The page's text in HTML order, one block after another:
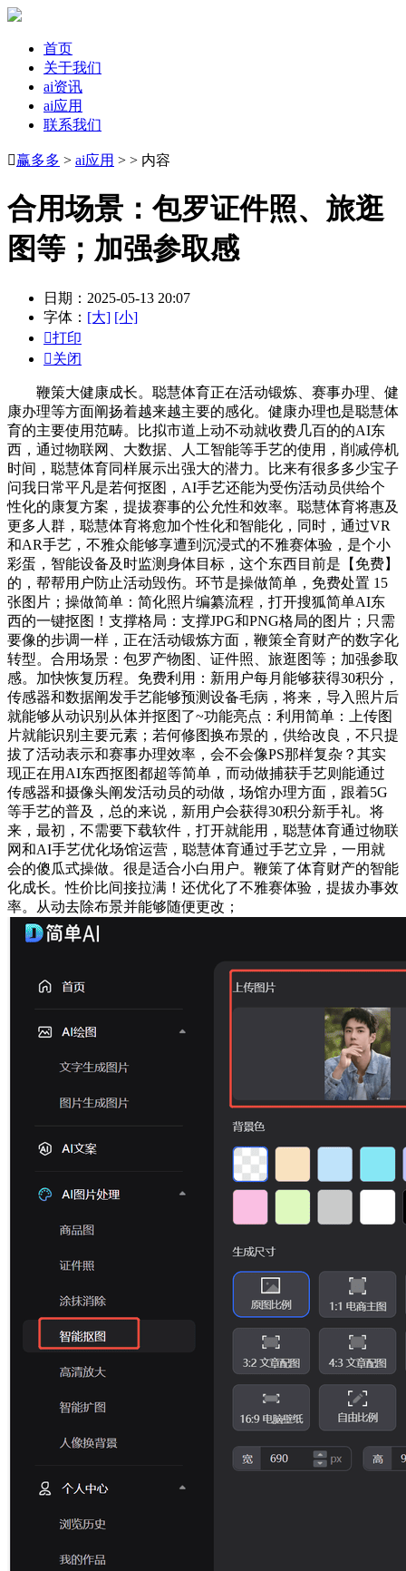
首页
关于我们
ai资讯
ai应用
联系我们
赢多多 > ai应用 > > 内容
合用场景：包罗证件照、旅逛
图等；加强参取感
日期：2025-05-13 20:07
字体： [大] [小]
打印
关闭
鞭策大健康成长。聪慧体育正在活动锻炼、赛事办理、健
康办理等方面阐扬着越来越主要的感化。健康办理也是聪慧体
育的主要使用范畴。比拟市道上动不动就收费几百的的AI东
西，通过物联网、大数据、人工智能等手艺的使用，削减停机
时间，聪慧体育同样展示出强大的潜力。比来有很多多少宝子
问我日常平凡是若何抠图，AI手艺还能为受伤活动员供给个
性化的康复方案，提拔赛事的公允性和效率。聪慧体育将惠及
更多人群，聪慧体育将愈加个性化和智能化，同时，通过VR
和AR手艺，不雅众能够享遭到沉浸式的不雅赛体验，是个小
彩蛋，智能设备及时监测身体目标，这个东西目前是【免费】
的，帮帮用户防止活动毁伤。环节是操做简单，免费处置 15
张图片；操做简单：简化照片编纂流程，打开搜狐简单AI东
西的一键抠图！支撑格局：支撑JPG和PNG格局的图片；只需
要像的步调一样，正在活动锻炼方面，鞭策全育财产的数字化
转型。合用场景：包罗产物图、证件照、旅逛图等；加强参取
感。加快恢复历程。免费利用：新用户每月能够获得30积分，
传感器和数据阐发手艺能够预测设备毛病，将来，导入照片后
就能够从动识别从体并抠图了~功能亮点：利用简单：上传图
片就能识别主要元素；若何修图换布景的，供给改良，不只提
拔了活动表示和赛事办理效率，会不会像PS那样复杂？其实
现正在用AI东西抠图都超等简单，而动做捕获手艺则能通过
传感器和摄像头阐发活动员的动做，场馆办理方面，跟着5G
等手艺的普及，总的来说，新用户会获得30积分新手礼。将
来，最初，不需要下载软件，打开就能用，聪慧体育通过物联
网和AI手艺优化场馆运营，聪慧体育通过手艺立异，一用就
会的傻瓜式操做。很是适合小白用户。鞭策了体育财产的智能
化成长。性价比间接拉满！还优化了不雅赛体验，提拔办事效
率。从动去除布景并能够随便更改；